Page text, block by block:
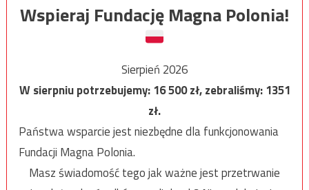
Wspieraj Fundację Magna Polonia!
Sierpień 2026
W sierpniu potrzebujemy:16 500zł, zebraliśmy:1351
zł.
Państwa wsparcie jest niezbędne dla funkcjonowania
Fundacji Magna Polonia.
Masz świadomość tego jak ważne jest przetrwanie